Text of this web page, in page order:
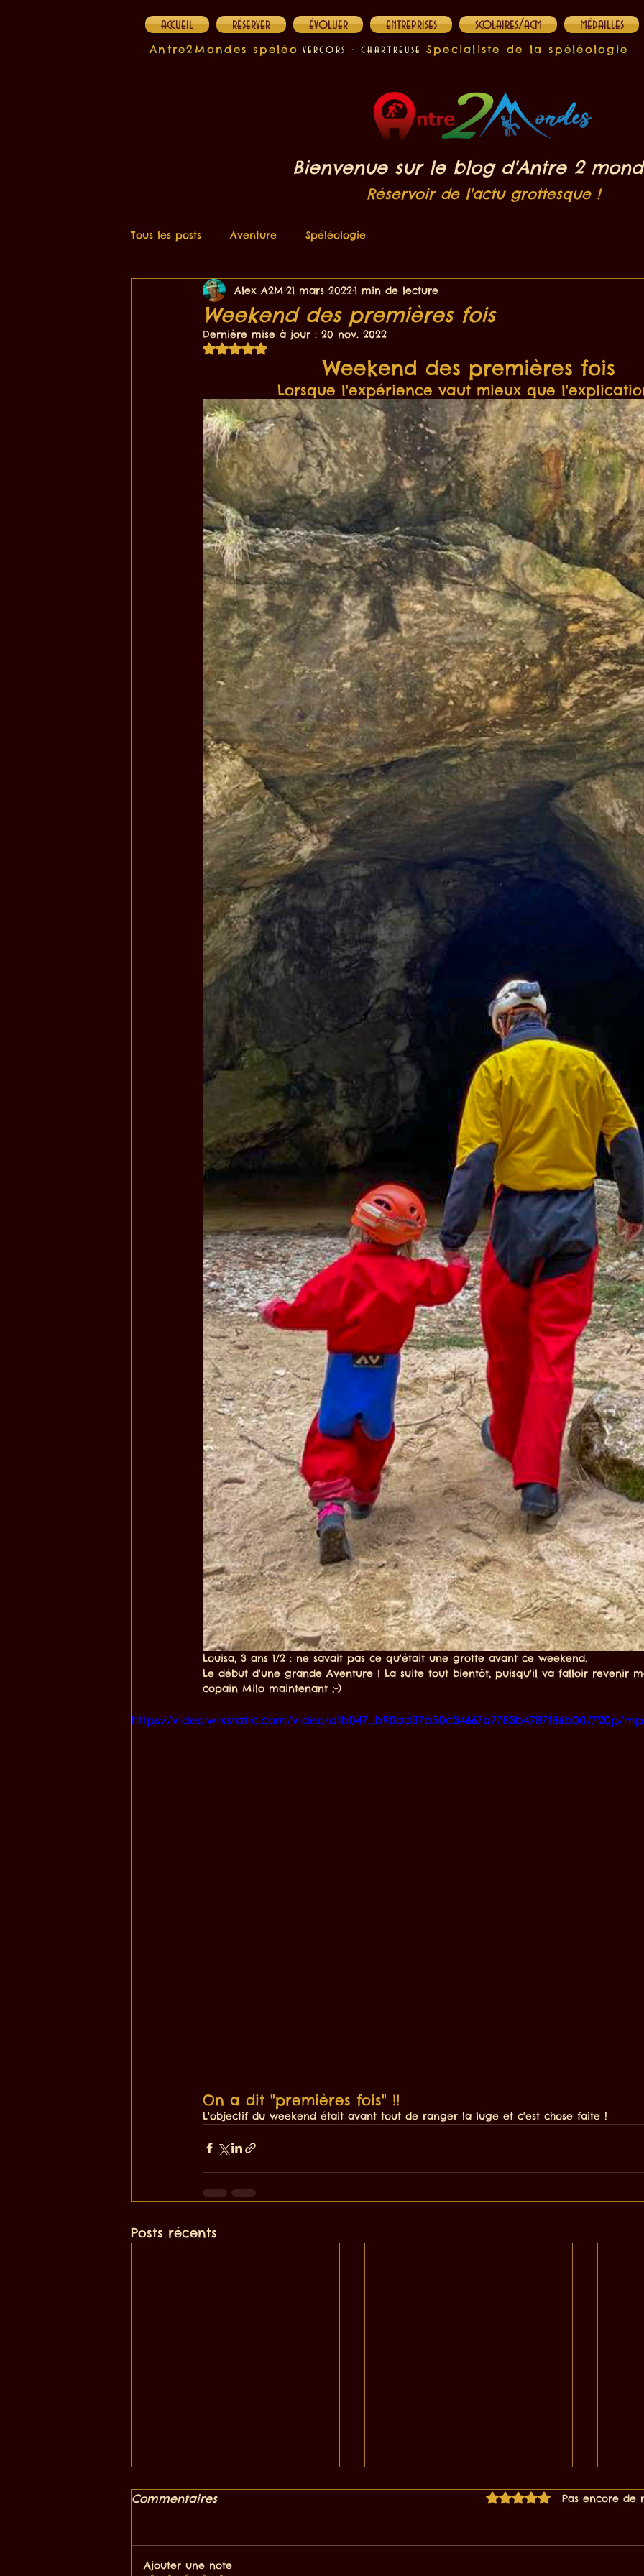
accueil réserver évoluer entreprises scolaires/acm médailles
Antre2Mondes spéléo vercors - chartreuse Spécialiste de la spéléologie
Bienvenue sur le blog d'Antre 2
Réservoir de l'actu grottesque !
Tous les posts Aventure Spéléologie
Weekend des premières fois
Alex A2M 21 mars 20221 min de lecture
Dernière mise à jour : 20 nov. 2022
Noté NaN étoiles sur 5.
Weekend des premières fois
Lorsque l'expérience vaut mieux que
Louisa, 3 ans 1/2 : ne savait pas ce qu'était une grotte avant ce weekend.
Le début d'une grande Aventure ! La suite tout bientôt, puisqu'il va falloir revenir
copain Milo maintenant ;-)
https://video.wixstatic.com/video/d1b047_b90ad37b50c34667a7783b4787f86b00/720p/
On a dit "premières fois" !!
L'objectif du weekend était avant tout de ranger la luge et c'est chose faite !
Posts récents
Comment choisir le bon
équipement pour la
simple détail : il conditionne
Commentaires Noté 0 étoile sur 5.Pas encore de
Ajouter une note